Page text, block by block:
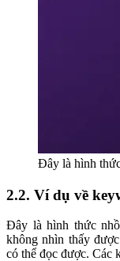
Đây là hình
2.2. Ví dụ về
Đây là hình thức
không nhìn thấy
có thể đọc được. Các